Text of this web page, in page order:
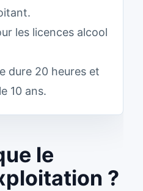
les licences alcool
dure 20 heures et
10 ans.
le
?